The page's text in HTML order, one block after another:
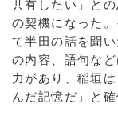
共有したい」と
の契機になった
て半田の話を聞
の内容、語句な
力があり、稲垣
んだ記憶だ」と確